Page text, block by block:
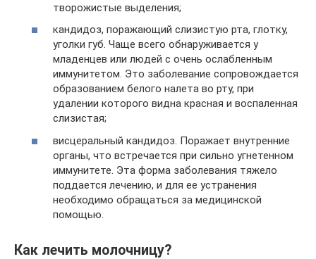
творожистые выделения;
кандидоз, поражающий слизистую рта, глотку,
уголки губ. Чаще всего обнаруживается у
младенцев или людей с очень ослабленным
иммунитетом. Это заболевание сопровождается
образованием белого налета во рту, при
удалении которого видна красная и воспаленная
слизистая;
висцеральный кандидоз. Поражает внутренние
органы, что встречается при сильно угнетенном
иммунитете. Эта форма заболевания тяжело
поддается лечению, и для ее устранения
необходимо обращаться за медицинской
помощью.
Как лечить молочницу?